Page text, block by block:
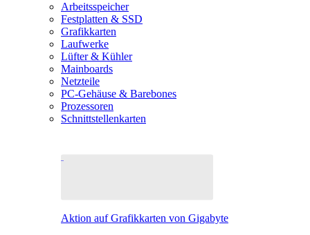
Arbeitsspeicher
Festplatten & SSD
Grafikkarten
Laufwerke
Lüfter & Kühler
Mainboards
Netzteile
PC-Gehäuse & Barebones
Prozessoren
Schnittstellenkarten
Aktion auf Grafikkarten von Gigabyte